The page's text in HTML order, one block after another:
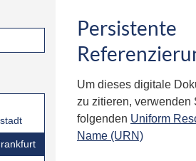
Persistente
Um dieses digitale
zu zitieren, verwenden
folgenden Uniform
Name (URN)